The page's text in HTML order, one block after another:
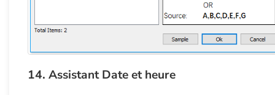
14. Assistant Date et heure